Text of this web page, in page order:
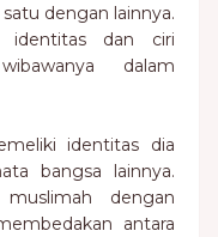
dengan lainnya.
identitas dan ciri
dalam
identitas dia
bangsa lainnya.
dengan
antara